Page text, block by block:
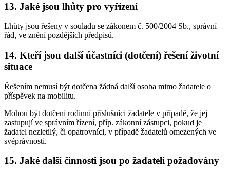
13. Jaké jsou lhůty pro vyřízení
Lhůty jsou řešeny v souladu se zákonem č. 500/2004 Sb., správní
řád, ve znění pozdějších předpisů.
14. Kteří jsou další účastníci (dotčení) řešení životní
situace
Řešením nemusí být dotčena žádná další osoba mimo žadatele o
příspěvek na mobilitu.
Mohou být dotčeni rodinní příslušníci žadatele v případě, že jej
zastupují ve správním řízení, příp. zákonní zástupci, pokud je
žadatel nezletilý, či opatrovníci, v případě žadatelů omezených ve
svéprávnosti.
15. Jaké další činnosti jsou po žadateli požadovány